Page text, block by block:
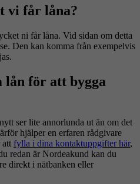
vi får låna?
ni får låna. Vid sidan om detta
Den kan komma från exempelvis
lån för att bygga
ser lite annorlunda ut än om det
hjälper en erfaren rådgivare
att fylla i dina kontaktuppgifter här,
redan är Nordeakund kan du
direkt i nätbanken eller